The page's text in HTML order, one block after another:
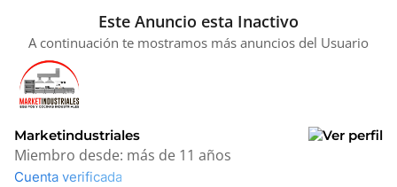
Este Anuncio esta Inactivo
A continuación te mostramos más anuncios del Usuario
Marketindustriales
Miembro desde: más de 11 años
Cuenta verificada